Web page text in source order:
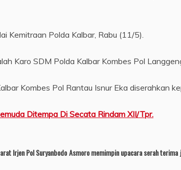
Kemitraan Polda Kalbar, Rabu (11/5).
Karo SDM Polda Kalbar Kombes Pol
Kombes Pol Rantau Isnur Eka diserahkan
Ditempa Di Secata Rindam XII/Tpr.
Irjen Pol Suryanbodo Asmoro memimpin upacara serah